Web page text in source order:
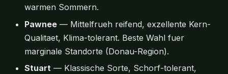
warmen Sommern.
Pawnee — Mittelfrueh reifend, exzellente Kern-
Qualitaet, Klima-tolerant. Beste Wahl fuer
marginale Standorte (Donau-Region).
Stuart — Klassische Sorte, Schorf-tolerant,